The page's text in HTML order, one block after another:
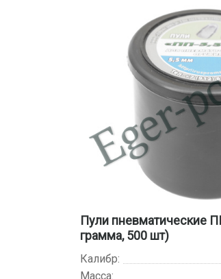
Пули пневматические
грамма, 500 шт)
Калибр:
Масса: